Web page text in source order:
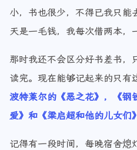
小，书也很少，不得已我只能
天是一毛钱，我每次借两本，
那时我还不会区分好书差书，
读完。现在能够记起来的只有
波特莱尔的《恶之花》，《钢
爱》和《梁启超和他的儿女们》
记得有一段时间，每晚宿舍熄